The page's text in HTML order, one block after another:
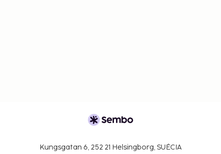
Kungsgatan 6, 252 21 Helsingborg, SUÉCIA